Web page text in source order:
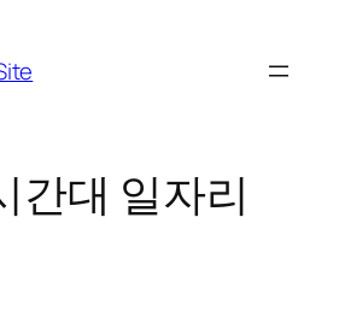
간대 일자리